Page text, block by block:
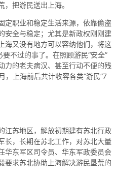
把游民送出上海。
定职业和稳定生活来源，依靠偷盗
安全与稳定；尤其是新政权刚刚建
海又没有地方可以容纳他们，将这
不过的事了。在照顾游民“安全”
力的老夫病汉、甚至行动不便的残
上海前后共计收容各类“游民”7
江苏地区，解放初期建有苏北行政
长，长期在苏北工作，对苏北大量
华东军区司令员、华东军政委员会
要求苏北协助上海解决游民垦荒的